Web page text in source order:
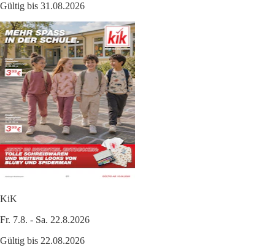
Gültig bis 31.08.2026
KiK
Fr. 7.8. - Sa. 22.8.2026
Gültig bis 22.08.2026